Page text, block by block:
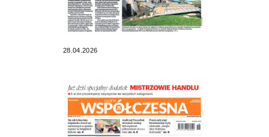
28.04.2026